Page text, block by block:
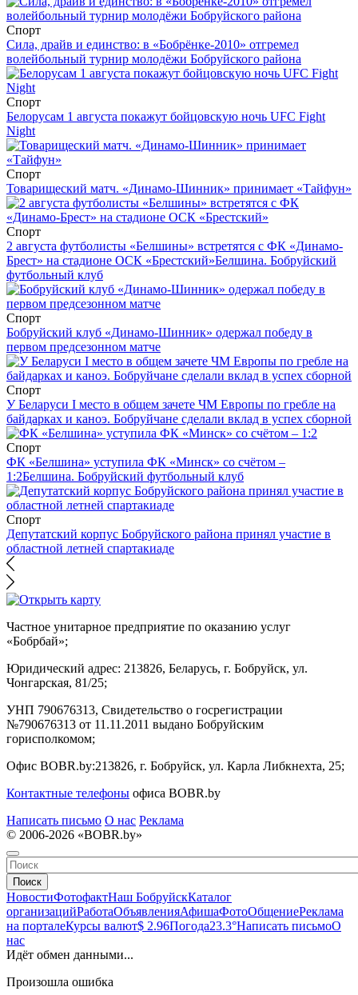
Спорт
Сила, драйв и единство: в «Бобрёнке-2010» отгремел
волейбольный турнир молодёжи Бобруйского района
Спорт
Белорусам 1 августа покажут бойцовскую ночь UFC Fight
Night
Спорт
Товарищеский матч. «Динамо-Шинник» принимает «Тайфун»
Спорт
2 августа футболисты «Белшины» встретятся с ФК «Динамо-
Брест» на стадионе ОСК «Брестский»Белшина. Бобруйский
футбольный клуб
Спорт
Бобруйский клуб «Динамо-Шинник» одержал победу в
первом предсезонном матче
Спорт
У Беларуси I место в общем зачете ЧМ Европы по гребле на
байдарках и каноэ. Бобруйчане сделали вклад в успех сборной
Спорт
ФК «Белшина» уступила ФК «Минск» со счётом –
1:2Белшина. Бобруйский футбольный клуб
Спорт
Депутатский корпус Бобруйского района принял участие в
областной летней спартакиаде
Частное унитарное предприятие по оказанию услуг
«Бобрбай»;
Юридический адрес: 213826, Беларусь, г. Бобруйск, ул.
Чонгарская, 81/25;
УНП 790676313, Свидетельство о госрегистрации
№790676313 от 11.11.2011 выдано Бобруйским
горисполкомом;
Офис BOBR.by:213826, г. Бобруйск, ул. Карла Либкнехта, 25;
Контактные телефоны офиса BOBR.by
Написать письмо О нас Реклама
© 2006-2026 «BOBR.by»
Поиск
НовостиФотофактНаш БобруйскКаталог
организацийРаботаОбъявленияАфишаФотоОбщениеРеклама
на порталеКурсы валют$ 2.96Погода23.3°Написать письмоО
нас
Идёт обмен данными...
Произошла ошибка